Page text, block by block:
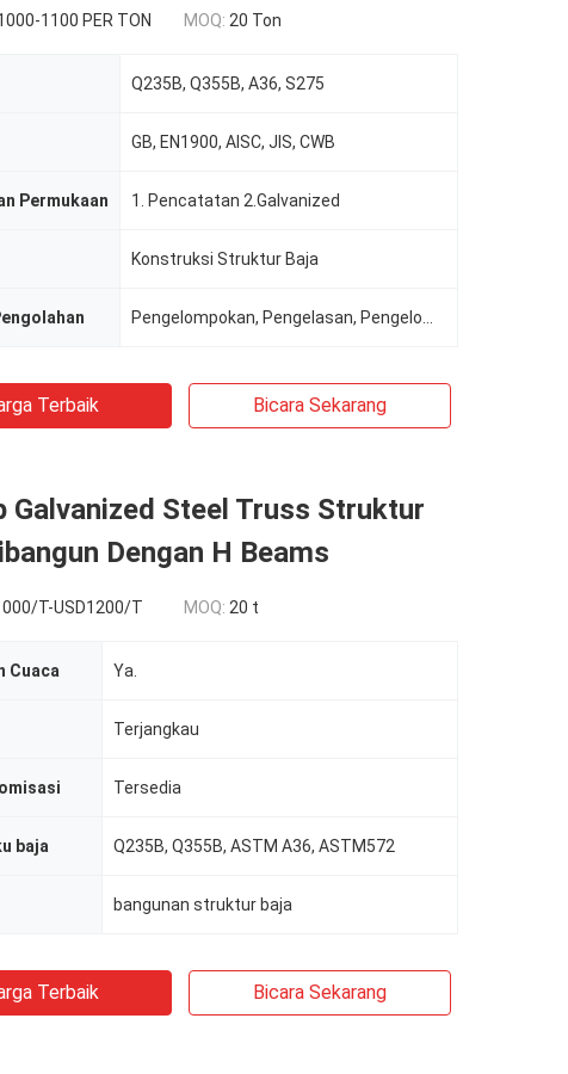
1100 PER TON MOQ: 20 Ton
Q235B, Q355B, A36, S275
GB, EN1900, AISC, JIS, CWB
Permukaan 1. Pencatatan 2.Galvanized
Konstruksi Struktur Baja
Terbaik Bicara Sekarang
Galvanized Steel Truss Struktur
Dengan H Beams
T-USD1200/T MOQ: 20 t
Cuaca Ya.
Terjangkau
Tersedia
baja Q235B, Q355B, ASTM A36, ASTM572
bangunan struktur baja
Terbaik Bicara Sekarang